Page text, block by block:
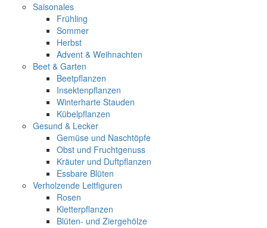
Saisonales
Frühling
Sommer
Herbst
Advent & Weihnachten
Beet & Garten
Beetpflanzen
Insektenpflanzen
Winterharte Stauden
Kübelpflanzen
Gesund & Lecker
Gemüse und Naschtöpfe
Obst und Fruchtgenuss
Kräuter und Duftpflanzen
Essbare Blüten
Verholzende Leitfiguren
Rosen
Kletterpflanzen
Blüten- und Ziergehölze